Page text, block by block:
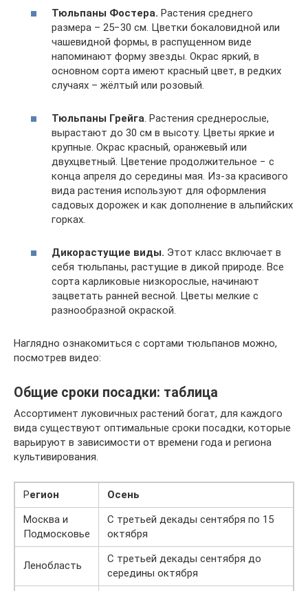
Тюльпаны Фостера. Растения среднего
размера – 25−30 см. Цветки бокаловидной или
чашевидной формы, в распущенном виде
напоминают форму звезды. Окрас яркий, в
основном сорта имеют красный цвет, в редких
случаях – жёлтый или розовый.
Тюльпаны Грейга. Растения среднерослые,
вырастают до 30 см в высоту. Цветы яркие и
крупные. Окрас красный, оранжевый или
двухцветный. Цветение продолжительное − с
конца апреля до середины мая. Из-за красивого
вида растения используют для оформления
садовых дорожек и как дополнение в альпийских
горках.
Дикорастущие виды. Этот класс включает в
себя тюльпаны, растущие в дикой природе. Все
сорта карликовые низкорослые, начинают
зацветать ранней весной. Цветы мелкие с
разнообразной окраской.
Наглядно ознакомиться с сортами тюльпанов можно,
посмотрев видео:
Общие сроки посадки: таблица
Ассортимент луковичных растений богат, для каждого
вида существуют оптимальные сроки посадки, которые
варьируют в зависимости от времени года и региона
культивирования.
Регион
Осень
Москва и
Подмосковье
С третьей декады сентября по 15
октября
Ленобласть
С третьей декады сентября до
середины октября